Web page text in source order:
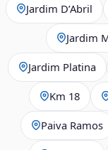
Jardim D’Abril
Jardim
Jardim Platina
Km 18
Paiva Ramos